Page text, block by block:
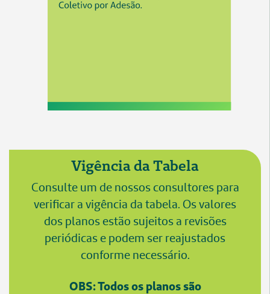
Vigência da Tabela
Consulte um de nossos consultores para
verificar a vigência da tabela. Os valores
dos planos estão sujeitos a revisões
periódicas e podem ser reajustados
conforme necessário.
OBS: Todos os planos são